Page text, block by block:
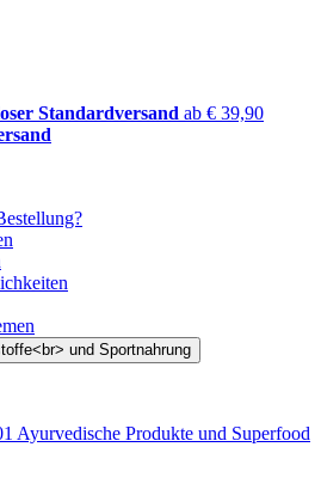
Standardversand ab € 39,90
Ayurvedische Produkte und Superfood